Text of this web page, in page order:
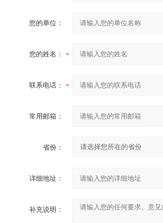
您的单位：
您的姓名：
联系电话：
常用邮箱：
省份：
详细地址：
补充说明：